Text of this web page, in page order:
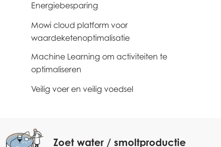
Energiebesparing
Mowi cloud platform voor
waardeketenoptimalisatie
Machine Learning om activiteiten te
optimaliseren
Veilig voer en veilig voedsel
Zoet water / smoltproductie